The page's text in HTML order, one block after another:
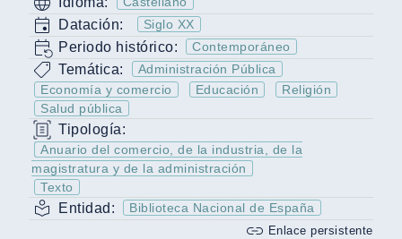
Datación: Siglo XX
Periodo histórico: Contemporáneo
Temática:
Administración Pública
Economía y comercio
Educación
Religión
Salud pública
Tipología:
Anuario del comercio, de la industria, de la
magistratura y de la administración
Texto
Entidad: Biblioteca Nacional de España
Enlace persistente